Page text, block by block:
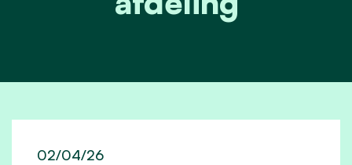
02/04/26